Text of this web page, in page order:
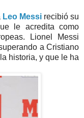
Leo Messirecibió su
le acredita como
Lionel Messi
a Cristiano
historia, y que le ha